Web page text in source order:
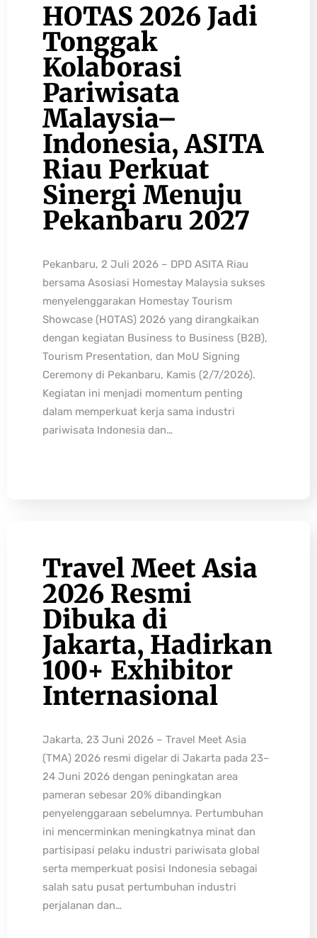
HOTAS 2026 Jadi
Tonggak
Kolaborasi
Pariwisata
Malaysia–
Indonesia, ASITA
Riau Perkuat
Sinergi Menuju
Pekanbaru 2027
Pekanbaru, 2 Juli 2026 – DPD ASITA Riau
bersama Asosiasi Homestay Malaysia sukses
menyelenggarakan Homestay Tourism
Showcase (HOTAS) 2026 yang dirangkaikan
dengan kegiatan Business to Business (B2B),
Tourism Presentation, dan MoU Signing
Ceremony di Pekanbaru, Kamis (2/7/2026).
Kegiatan ini menjadi momentum penting
dalam memperkuat kerja sama industri
pariwisata Indonesia dan…
Travel Meet Asia
2026 Resmi
Dibuka di
Jakarta, Hadirkan
100+ Exhibitor
Internasional
Jakarta, 23 Juni 2026 – Travel Meet Asia
(TMA) 2026 resmi digelar di Jakarta pada 23–
24 Juni 2026 dengan peningkatan area
pameran sebesar 20% dibandingkan
penyelenggaraan sebelumnya. Pertumbuhan
ini mencerminkan meningkatnya minat dan
partisipasi pelaku industri pariwisata global
serta memperkuat posisi Indonesia sebagai
salah satu pusat pertumbuhan industri
perjalanan dan…